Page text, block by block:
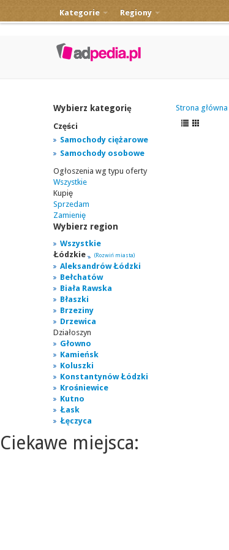
Kategorie Regiony
Wybierz kategorię
Części
Samochody ciężarowe
Samochody osobowe
Ogłoszenia wg typu oferty
Wszystkie
Kupię
Sprzedam
Zamienię
Wybierz region
Wszystkie
Łódzkie
(Rozwiń miasta)
Aleksandrów Łódzki
Bełchatów
Biała Rawska
Błaszki
Brzeziny
Drzewica
Działoszyn
Głowno
Kamieńsk
Koluszki
Konstantynów Łódzki
Krośniewice
Kutno
Łask
Łęczyca
Strona główna
Ciekawe miejsca: